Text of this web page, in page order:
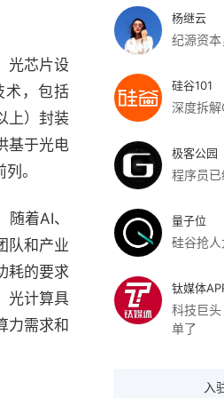
光芯片设
术，包括
上）封装
基于光电
。
着AI、
队和产业
耗的要求
光计算具
力需求和
杨继云
纪源资
硅谷101
深度拆
极客公园
程序员
量子位
硅谷抢
钛媒体
科技巨
单了
入